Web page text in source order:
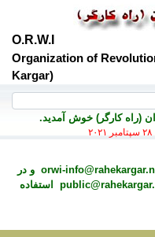
O.R.W.I
Organization of
Kargar)
(راه کارگر) خوش آمديد.
orwi- و در
استفاده